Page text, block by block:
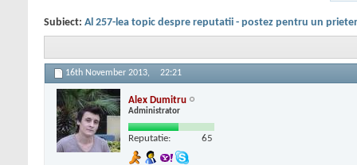
Subiect: Al 257-lea topic despre reputatii - postez pentru un
16th November 2013, 22:21
Alex Dumitru
Administrator
Reputatie: 65